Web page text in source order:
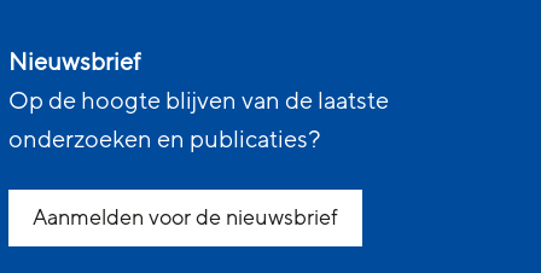
Nieuwsbrief
Op de hoogte blijven van de laatste
onderzoeken en publicaties?
Aanmelden voor de nieuwsbrief